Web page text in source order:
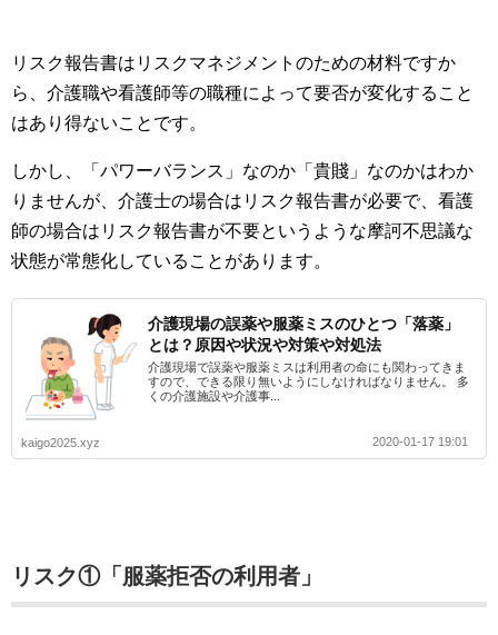
リスク報告書はリスクマネジメントのための材料ですか
ら、介護職や看護師等の職種によって要否が変化すること
はあり得ないことです。
しかし、「パワーバランス」なのか「貴賤」なのかはわか
りませんが、介護士の場合はリスク報告書が必要で、看護
師の場合はリスク報告書が不要というような摩訶不思議な
状態が常態化していることがあります。
介護現場の誤薬や服薬ミスのひとつ「落薬」
とは？原因や状況や対策や対処法
介護現場で誤薬や服薬ミスは利用者の命にも関わってきま
すので、できる限り無いようにしなければなりません。 多
くの介護施設や介護事...
kaigo2025.xyz 2020-01-17 19:01
リスク①「服薬拒否の利用者」